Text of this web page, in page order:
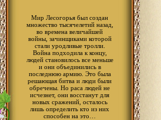
Мир Лесогорья был создан
множество тысячелетий назад,
во времена величайшей
войны, зачинщиками которой
стали уродливые тролли.
Война подходила к концу,
людей становилось все меньше
и они объединились в
последнюю армию. Это была
решающая битва и люди были
обречены. Но раса людей не
исчезнет, они восстанут для
новых сражений, осталось
лишь определить кто из них
способен на это…